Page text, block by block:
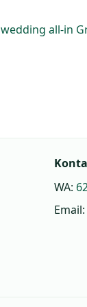
wedding all‑in
WA:
Email: